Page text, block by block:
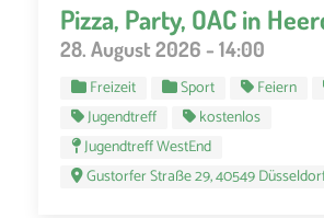
Pizza, Party, OAC in
28. August 2026 - 14:00
Freizeit Sport Feiern
Jugendtreff
kostenlos
Jugendtreff WestEnd
Gustorfer Straße 29, 40549